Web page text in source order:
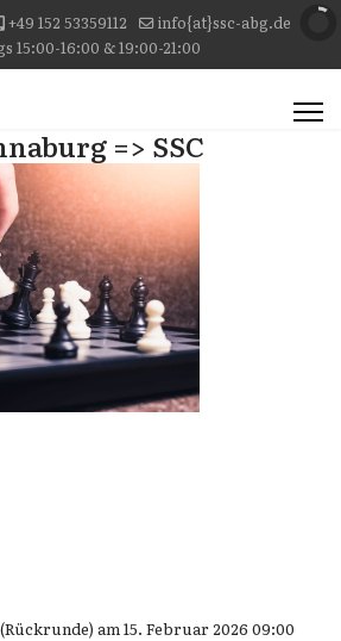
+49 152 53359112
info{at}ssc-abg.de
15:00-16:00 & 19:00-21:00
=> SSC
am 15. Februar 2026 09:00